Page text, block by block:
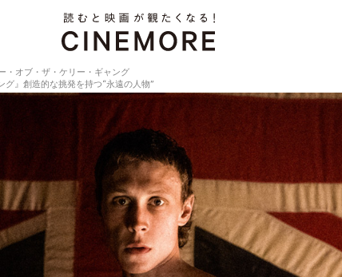
・オブ・ザ・ケリー・ギャング
グ』創造的な挑発を持つ“永遠の人物”